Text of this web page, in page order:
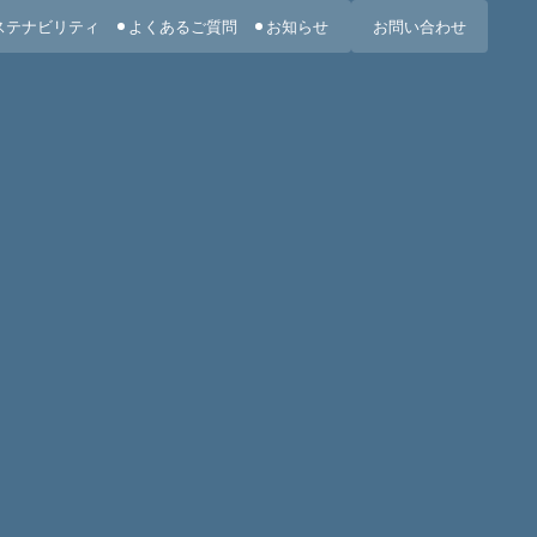
テナビリティ よくあるご質問 お知らせ お問い合わせ